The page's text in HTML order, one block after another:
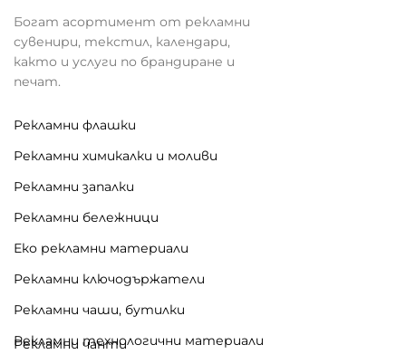
Богат асортимент от рекламни
сувенири, текстил, календари,
както и услуги по брандиране и
печат.
Рекламни флашки
Рекламни химикалки и моливи
Рекламни запалки
Рекламни бележници
Еко рекламни материали
Рекламни ключодържатели
Рекламни чаши, бутилки
Рекламни технологични материали
Рекламни чанти